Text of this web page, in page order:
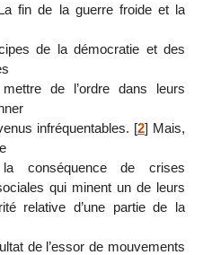
La fin de la guerre froide et la
de la démocratie et des
de l’ordre dans leurs
infréquentables. [2] Mais,
conséquence de crises
qui minent un de leurs
relative d’une partie de la
de l’essor de mouvements